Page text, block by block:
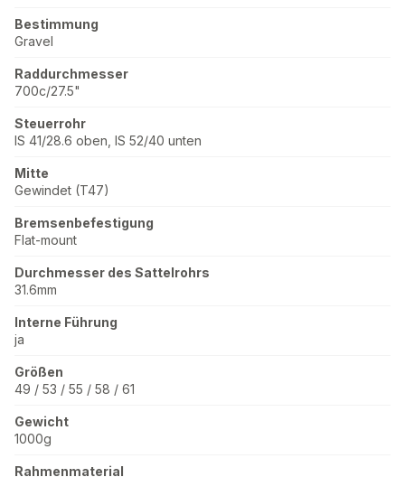
Bestimmung
Gravel
Raddurchmesser
700c/27.5"
Steuerrohr
IS 41/28.6 oben, IS 52/40 unten
Mitte
Gewindet (T47)
Bremsenbefestigung
Flat-mount
Durchmesser des Sattelrohrs
31.6mm
Interne Führung
ja
Größen
49 / 53 / 55 / 58 / 61
Gewicht
1000g
Rahmenmaterial